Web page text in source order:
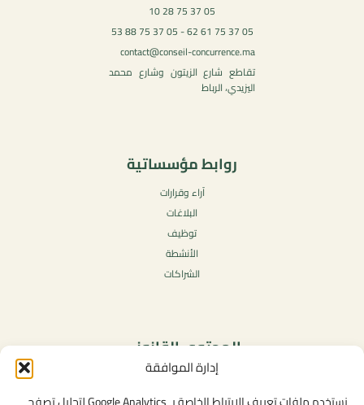
إدارة الموافقة
05 37 75 28 10
05 37 75 61 62 - 05 37 75 88 53
contact@conseil-concurrence.ma
تقاطع شارع الزيتون وشارع محمد
اليزيدي، الرباط
روابط مؤسساتية
آراء وقرارات
البلاغات
توظيف
الأنشطة
الشراكات
المحتوى القانوني
سياسة الخصوصية
شروط الاستخدام العامة